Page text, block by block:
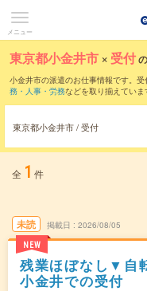
メニュー
東京都小金井市 × 受付
小金井市の派遣のお仕事情報です。受
務・人事・労務などを取り揃えていま
東京都小金井市 / 受付
全 1 件
未読
NEW
掲載日 2026/08/05
残業ほぼなし▼自
小金井での受付